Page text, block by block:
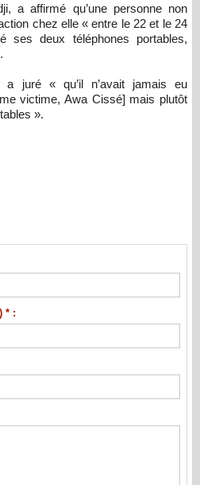
a affirmé qu’une personne non
chez elle « entre le 22 et le 24
deux téléphones portables,
juré « qu’il n’avait jamais eu
victime, Awa Cissé] mais plutôt
».
* :